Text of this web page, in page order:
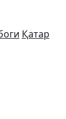
Қатар